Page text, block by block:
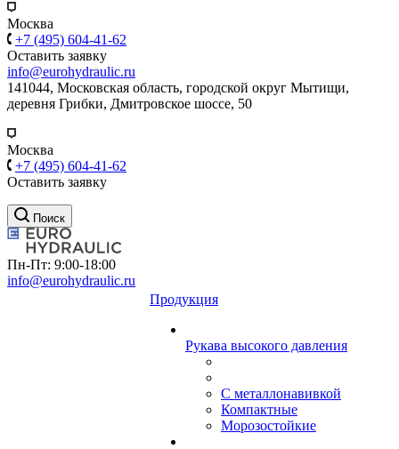
Москва
+7 (495) 604-41-62
Оставить заявку
info@eurohydraulic.ru
141044, Московская область, городской округ Мытищи,
деревня Грибки, Дмитровское шоссе, 50
Москва
+7 (495) 604-41-62
Оставить заявку
Поиск
Пн-Пт: 9:00-18:00
info@eurohydraulic.ru
Продукция
Рукава высокого давления
С металлонавивкой
Компактные
Морозостойкие